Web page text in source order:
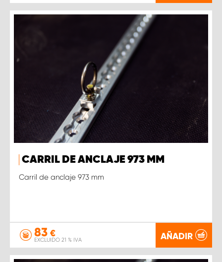
CARRIL DE ANCLAJE 973 MM
Carril de anclaje 973 mm
83 €
EXCLUIDO 21 % IVA AÑADIR